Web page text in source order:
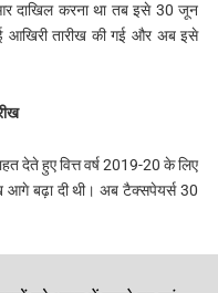
दाखिल करना था तब इसे 30 जून
आखिरी तारीख की गई और अब इसे
देते हुए वित्त वर्ष 2019-20 के लिए
आगे बढ़ा दी थी। अब टैक्सपेयर्स 30